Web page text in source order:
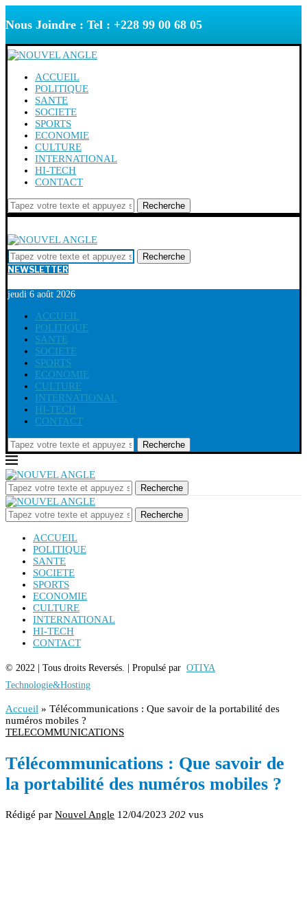
Nous Joindre : Tel : +228 99 00 68 05
ACCUEIL
POLITIQUE
SANTE
SOCIETE
SPORTS
ECONOMIE
CULTURE
INTERNATIONAL
HI-TECH
CONTACT
Recherche
Recherche
NEWSLETTER
jeudi 6 août 2026
ACCUEIL
POLITIQUE
SANTE
SOCIETE
SPORTS
ECONOMIE
CULTURE
INTERNATIONAL
HI-TECH
CONTACT
Recherche
Recherche
Recherche
ACCUEIL
POLITIQUE
SANTE
SOCIETE
SPORTS
ECONOMIE
CULTURE
INTERNATIONAL
HI-TECH
CONTACT
© 2022 | Tous droits Reversés. | Propulsé par OTIYA
Technologie&Hosting
Accueil » Télécommunications : Que savoir de la portabilité des
numéros mobiles ?
TELECOMMUNICATIONS
Télécommunications : Que savoir de
la portabilité des numéros mobiles ?
Rédigé par Nouvel Angle 12/04/2023 202 vus